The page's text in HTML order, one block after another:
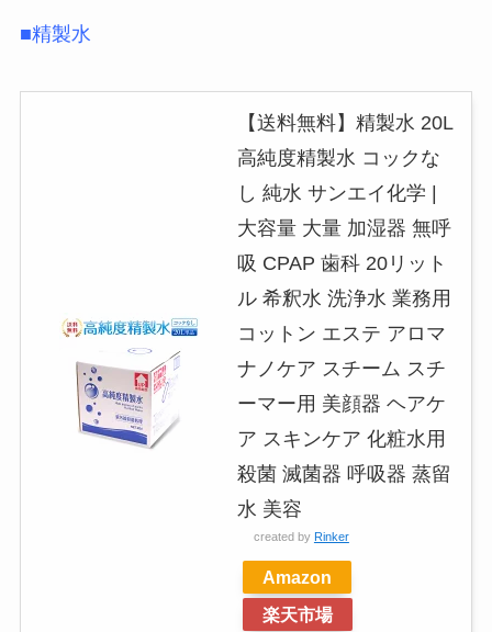
■精製水
【送料無料】精製水 20L
高純度精製水 コックな
し 純水 サンエイ化学 |
大容量 大量 加湿器 無呼
吸 CPAP 歯科 20リット
ル 希釈水 洗浄水 業務用
コットン エステ アロマ
ナノケア スチーム スチ
ーマー用 美顔器 ヘアケ
ア スキンケア 化粧水用
殺菌 滅菌器 呼吸器 蒸留
水 美容
created by Rinker
Amazon
楽天市場